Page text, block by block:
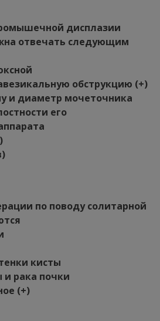
дисплазии
отвечать следующим
обструкцию (+)
и диаметр мочеточника
его
по поводу солитарной
кисты
и рака почки
(+)